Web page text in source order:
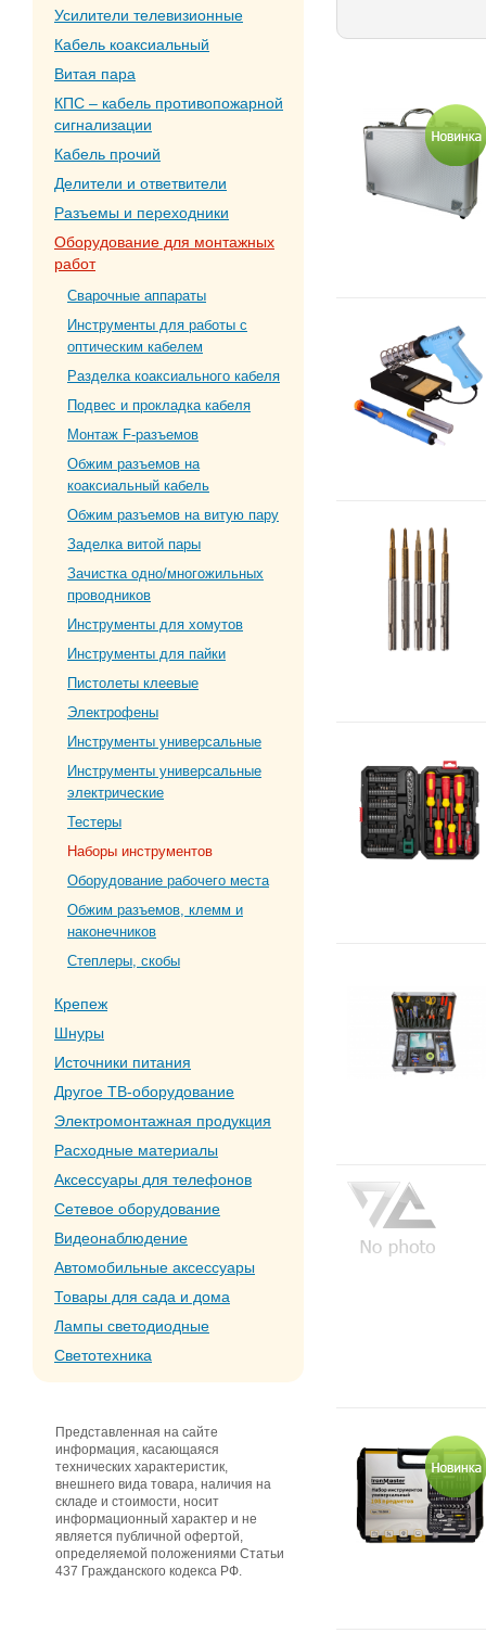
Усилители телевизионные
Кабель коаксиальный
Витая пара
КПС – кабель противопожарной
сигнализации
Кабель прочий
Делители и ответвители
Разъемы и переходники
Оборудование для монтажных
работ
Сварочные аппараты
Инструменты для работы с
оптическим кабелем
Разделка коаксиального кабеля
Подвес и прокладка кабеля
Монтаж F-разъемов
Обжим разъемов на
коаксиальный кабель
Обжим разъемов на витую пару
Заделка витой пары
Зачистка одно/многожильных
проводников
Инструменты для хомутов
Инструменты для пайки
Пистолеты клеевые
Электрофены
Инструменты универсальные
Инструменты универсальные
электрические
Тестеры
Наборы инструментов
Оборудование рабочего места
Обжим разъемов, клемм и
наконечников
Степлеры, скобы
Крепеж
Шнуры
Источники питания
Другое ТВ-оборудование
Электромонтажная продукция
Расходные материалы
Аксессуары для телефонов
Сетевое оборудование
Видеонаблюдение
Автомобильные аксессуары
Товары для сада и дома
Лампы светодиодные
Светотехника
Представленная на сайте
информация, касающаяся
технических характеристик,
внешнего вида товара, наличия на
складе и стоимости, носит
информационный характер и не
является публичной офертой,
определяемой положениями Статьи
437 Гражданского кодекса РФ.